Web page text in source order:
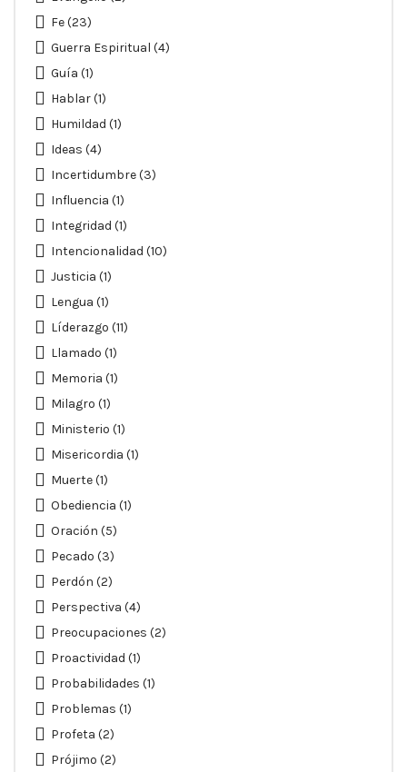
Fe(23)
Guerra Espiritual (4)
Guía (1)
Hablar(1)
Humildad (1)
Ideas (4)
Incertidumbre(3)
Influencia (1)
Integridad (1)
Intencionalidad (10)
Justicia (1)
Lengua (1)
Líderazgo (11)
Llamado (1)
Memoria (1)
Milagro (1)
Ministerio (1)
Misericordia (1)
Muerte(1)
Obediencia (1)
Oración (5)
Pecado (3)
Perdón (2)
Perspectiva (4)
Preocupaciones (2)
Proactividad (1)
Probabilidades (1)
Problemas (1)
Profeta (2)
Prójimo (2)